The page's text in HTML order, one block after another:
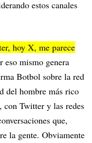
estos canales
hoy X, me parece
mismo genera
Botbol sobre la red
del hombre más rico
con Twitter y las redes
que,
la gente. Obviamente